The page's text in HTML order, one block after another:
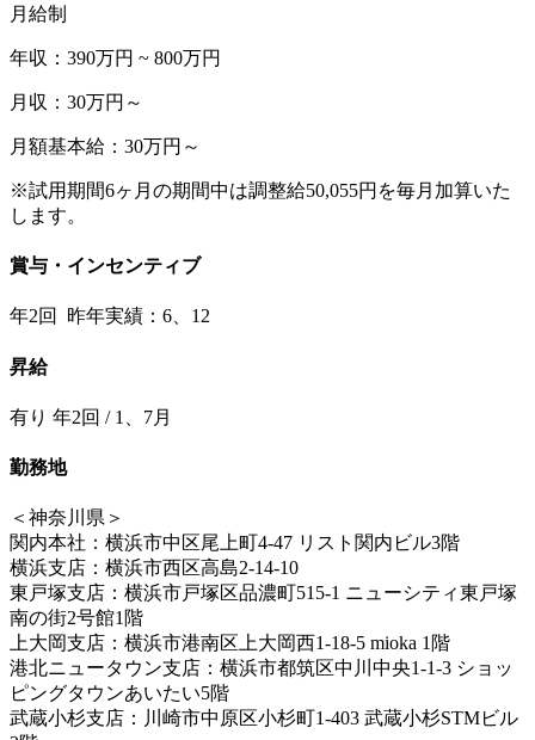
月給制
年収：390万円 ~ 800万円
月収：30万円～
月額基本給：30万円～
※試用期間6ヶ月の期間中は調整給50,055円を毎月加算いた
します。
賞与・インセンティブ
年2回 昨年実績：6、12
昇給
有り 年2回 / 1、7月
勤務地
＜神奈川県＞
関内本社：横浜市中区尾上町4-47 リスト関内ビル3階
横浜支店：横浜市西区高島2-14-10
東戸塚支店：横浜市戸塚区品濃町515-1 ニューシティ東戸塚
南の街2号館1階
上大岡支店：横浜市港南区上大岡西1-18-5 mioka 1階
港北ニュータウン支店：横浜市都筑区中川中央1-1-3 ショッ
ピングタウンあいたい5階
武蔵小杉支店：川崎市中原区小杉町1-403 武蔵小杉STMビル